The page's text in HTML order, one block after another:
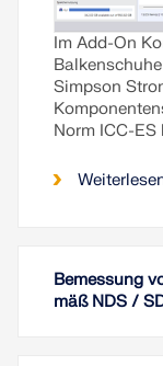
Im Add-On
Simpson
Norm ICC-
Bemessung
mäß NDS /